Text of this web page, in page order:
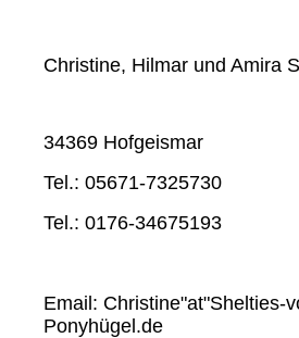
Christine, Hilmar und Amira
34369 Hofgeismar
Tel.: 05671-7325730
Tel.: 0176-34675193
Email: Christine"at"Shelties-
Ponyhügel.de